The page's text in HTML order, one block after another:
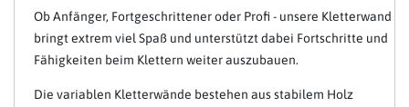
Ob Anfänger, Fortgeschrittener oder Profi - unsere Kletterwand
bringt extrem viel Spaß und unterstützt dabei Fortschritte und
Fähigkeiten beim Klettern weiter auszubauen.
Die variablen Kletterwände bestehen aus stabilem Holz